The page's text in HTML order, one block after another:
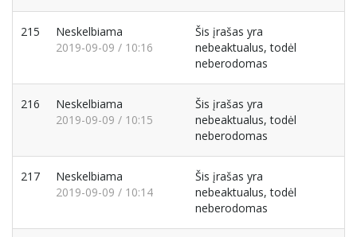
215
Neskelbiama
2019-09-09 / 10:16
Šis įrašas yra
nebeaktualus, todėl
neberodomas
216
Neskelbiama
2019-09-09 / 10:15
Šis įrašas yra
nebeaktualus, todėl
neberodomas
217
Neskelbiama
2019-09-09 / 10:14
Šis įrašas yra
nebeaktualus, todėl
neberodomas